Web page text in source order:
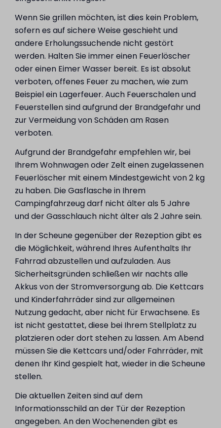
Wenn Sie grillen möchten, ist dies kein Problem,
sofern es auf sichere Weise geschieht und
andere Erholungssuchende nicht gestört
werden. Halten Sie immer einen Feuerlöscher
oder einen Eimer Wasser bereit. Es ist absolut
verboten, offenes Feuer zu machen, wie zum
Beispiel ein Lagerfeuer. Auch Feuerschalen und
Feuerstellen sind aufgrund der Brandgefahr und
zur Vermeidung von Schäden am Rasen
verboten.
Aufgrund der Brandgefahr empfehlen wir, bei
Ihrem Wohnwagen oder Zelt einen zugelassenen
Feuerlöscher mit einem Mindestgewicht von 2 kg
zu haben. Die Gasflasche in Ihrem
Campingfahrzeug darf nicht älter als 5 Jahre
und der Gasschlauch nicht älter als 2 Jahre sein.
In der Scheune gegenüber der Rezeption gibt es
die Möglichkeit, während Ihres Aufenthalts Ihr
Fahrrad abzustellen und aufzuladen. Aus
Sicherheitsgründen schließen wir nachts alle
Akkus von der Stromversorgung ab. Die Kettcars
und Kinderfahrräder sind zur allgemeinen
Nutzung gedacht, aber nicht für Erwachsene. Es
ist nicht gestattet, diese bei Ihrem Stellplatz zu
platzieren oder dort stehen zu lassen. Am Abend
müssen Sie die Kettcars und/oder Fahrräder, mit
denen Ihr Kind gespielt hat, wieder in die Scheune
stellen.
Die aktuellen Zeiten sind auf dem
Informationsschild an der Tür der Rezeption
angegeben. An den Wochenenden gibt es